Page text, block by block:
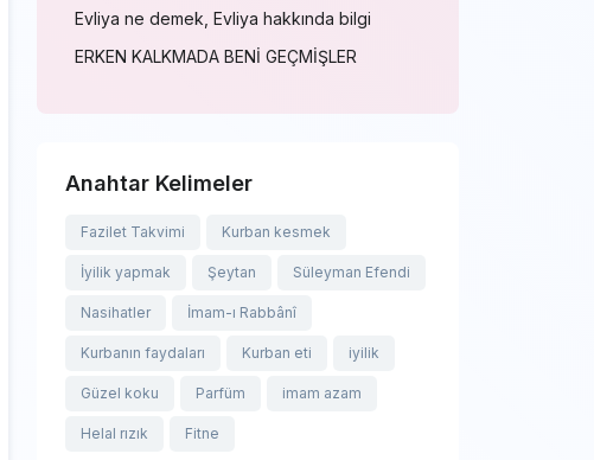
Evliya ne demek, Evliya hakkında bilgi
ERKEN KALKMADA BENİ GEÇMİŞLER
Anahtar Kelimeler
Fazilet Takvimi Kurban kesmek
İyilik yapmak Şeytan Süleyman Efendi
Nasihatler İmam-ı Rabbânî
Kurbanın faydaları Kurban eti iyilik
Güzel koku Parfüm imam azam
Helal rızık Fitne